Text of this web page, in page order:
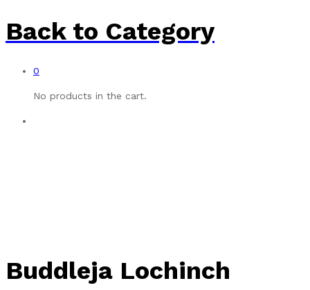
Back to Category
0
No products in the cart.
Buddleja Lochinch